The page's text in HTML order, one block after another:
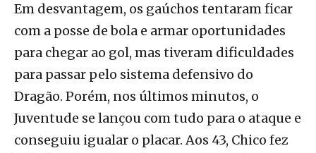
Em desvantagem, os gaúchos tentaram ficar
com a posse de bola e armar oportunidades
para chegar ao gol, mas tiveram dificuldades
para passar pelo sistema defensivo do
Dragão. Porém, nos últimos minutos, o
Juventude se lançou com tudo para o ataque e
conseguiu igualar o placar. Aos 43, Chico fez